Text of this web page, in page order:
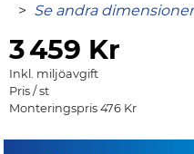
> Se andra
3459 Kr
Inkl. miljöavgift
Pris / st
Monteringspris 476 Kr